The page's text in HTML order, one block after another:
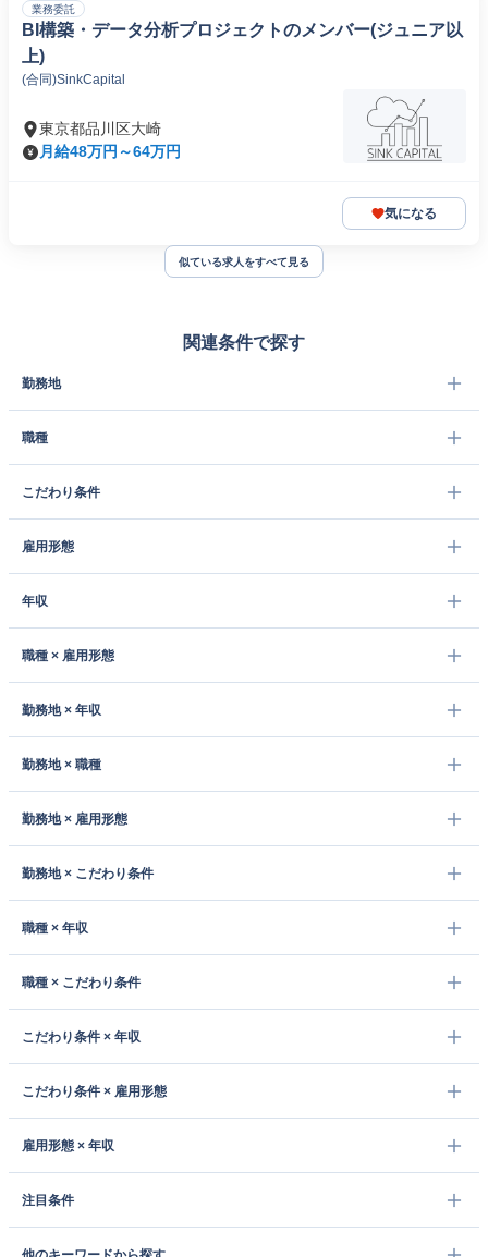
業務委託
BI構築・データ分析プロジェクトのメンバー(ジュニア以
上)
(合同)SinkCapital
東京都品川区大崎
月給48万円～64万円
気になる
似ている求人をすべて見る
関連条件で探す
勤務地
職種
こだわり条件
雇用形態
年収
職種 × 雇用形態
勤務地 × 年収
勤務地 × 職種
勤務地 × 雇用形態
勤務地 × こだわり条件
職種 × 年収
職種 × こだわり条件
こだわり条件 × 年収
こだわり条件 × 雇用形態
雇用形態 × 年収
注目条件